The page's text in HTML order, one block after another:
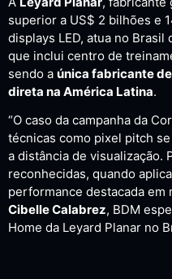
superior a US$ 2 bilhões e
displays LED, atua no
que inclui centro de
sendo a única fabricante
direta na América Latina.
“O caso da campanha da
técnicas como pixel pitch
a distância de visualização.
reconhecidas, quando
performance destacada em
Cibelle Calabrez, BDM
Home da Leyard Planar no